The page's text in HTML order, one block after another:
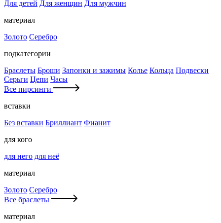
Для детей Для женщин Для мужчин
материал
Золото Серебро
подкатегории
Браслеты Броши Запонки и зажимы Колье Кольца Подвески
Серьги Цепи Часы
Все пирсинги
вставки
Без вставки Бриллиант Фианит
для кого
для него для неё
материал
Золото Серебро
Все браслеты
материал